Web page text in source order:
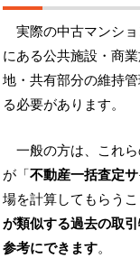
実際の中古マンシ
にある公共施設・商
地・共有部分の維持
る必要があります。
一般の方は、これ
が「不動産一括査定サ
場を計算してもらうこ
が類似する過去の取
参考にできます。